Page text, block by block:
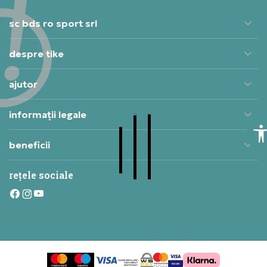
sc bds ro sport srl
despre tike
ajutor
informații legale
beneficii
rețele sociale